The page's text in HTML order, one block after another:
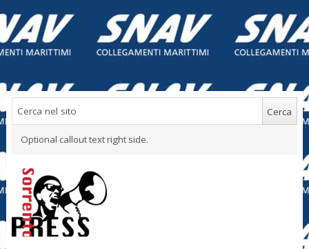
Optional callout text right side.